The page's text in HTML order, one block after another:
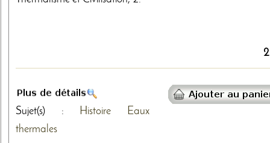
Sujet(s) : Histoire
Eaux
thermales